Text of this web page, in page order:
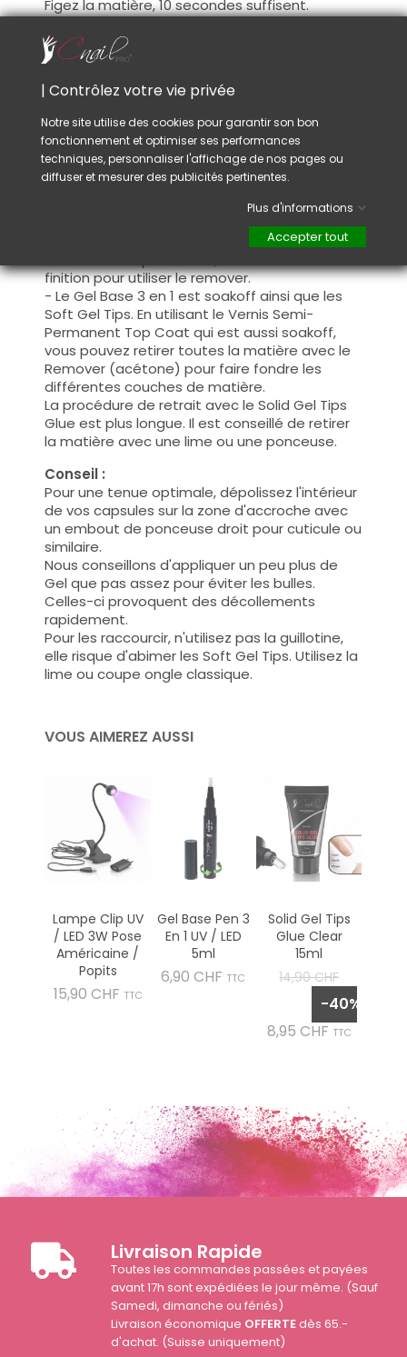
Figez la matière, 10 secondes suffisent.
Néanmoins il sera nécessaire de finir la
catalysation dans une lampe UV / LED plus
puissante !
lampe clip, car les Soft Gel Tips tiennent
seuls sur l'ongle naturel grâce à sa
viscosité plus dense.
Dépolissez la surface du soft gel tips,
appliquez votre couleur et une finition, fermez
le bord libre.
Pour retirer votre Pose Américaine, 2 solutions
finition pour utiliser le remover.
- Le Gel Base 3 en 1 estsoakoff ainsi que les
Soft Gel Tips. En utilisant le Vernis Semi-
Permanent Top Coat qui est aussi soakoff,
vous pouvez retirer toutes la matière avec le
Remover (acétone) pour faire fondre les
différentes couches de matière.
La procédure de retrait avec le Solid Gel Tips
Glue est plus longue. Il est conseillé de retirer
la matière avec une lime ou une ponceuse.
Conseil :
Pour une tenue optimale, dépolissez l'intérieur
de vos capsules sur la zone d'accroche avec
un embout de ponceuse droit pour cuticule ou
similaire.
Nous conseillons d'appliquer un peu plus de
Gel que pas assez pour éviter les bulles.
Celles-ci provoquent des décollements
rapidement.
Pour les raccourcir, n'utilisez pas la guillotine,
elle risque d'abimer les Soft Gel Tips. Utilisez la
lime ou coupe ongle classique.
VOUS AIMEREZ AUSSI
Lampe Clip UV
/ LED 3W Pose
Américaine /
Popits
15,90 CHF Prix
TTC
Gel Base Pen 3
En 1 UV / LED
5ml
6,90 CHF Prix
TTC
Solid Gel Tips
Glue Clear
15ml
Prix
14,90 CHF
-40%
8,95 CHF Prix
TTC
Livraison Rapide
Toutes les commandes passées et payées
avant 17h sont expédiées le jour même. (Sauf
Samedi, dimanche ou fériés)
Livraison économique OFFERTEdès 65.-
d'achat. (Suisse uniquement)
| Contrôlez votre vie privée
Notre site utilise des cookies pour garantir son bon
fonctionnement et optimiser ses performances
techniques, personnaliser l'affichage de nos pages ou
diffuser et mesurer des publicités pertinentes.
Plus d'informations
Accepter tout